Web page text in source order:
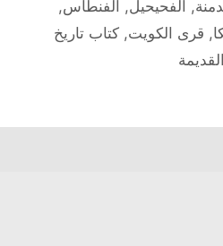
, الفحيحيل, الفنطاس,
, قرى الكويت, كتاب تاريخ